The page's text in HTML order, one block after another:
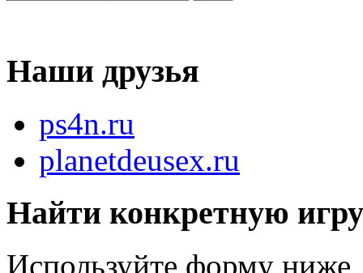
Наши друзья
ps4n.ru
planetdeusex.ru
Найти конкретную
Используйте форму